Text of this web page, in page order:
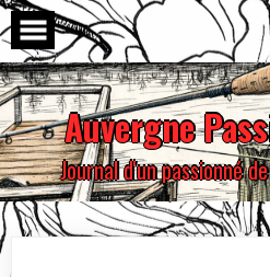
Skip
to
content
Auvergne
Journal d'un passionné